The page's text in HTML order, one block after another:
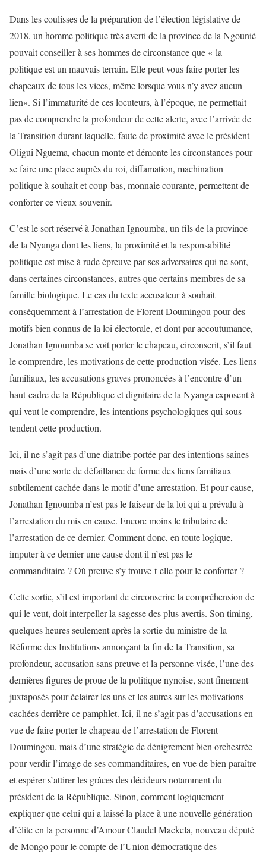
Dans les coulisses de la préparation de l’élection législative de
2018, un homme politique très averti de la province de la Ngounié
pouvait conseiller à ses hommes de circonstance que « la
politique est un mauvais terrain. Elle peut vous faire porter les
chapeaux de tous les vices, même lorsque vous n’y avez aucun
lien». Si l’immaturité de ces locuteurs, à l’époque, ne permettait
pas de comprendre la profondeur de cette alerte, avec l’arrivée de
la Transition durant laquelle, faute de proximité avec le président
Oligui Nguema, chacun monte et démonte les circonstances pour
se faire une place auprès du roi, diffamation, machination
politique à souhait et coup-bas, monnaie courante, permettent de
conforter ce vieux souvenir.
C’est le sort réservé à Jonathan Ignoumba, un fils de la province
de la Nyanga dont les liens, la proximité et la responsabilité
politique est mise à rude épreuve par ses adversaires qui ne sont,
dans certaines circonstances, autres que certains membres de sa
famille biologique. Le cas du texte accusateur à souhait
conséquemment à l’arrestation de Florent Doumingou pour des
motifs bien connus de la loi électorale, et dont par accoutumance,
Jonathan Ignoumba se voit porter le chapeau, circonscrit, s’il faut
le comprendre, les motivations de cette production visée. Les liens
familiaux, les accusations graves prononcées à l’encontre d’un
haut-cadre de la République et dignitaire de la Nyanga exposent à
qui veut le comprendre, les intentions psychologiques qui sous-
tendent cette production.
Ici, il ne s’agit pas d’une diatribe portée par des intentions saines
mais d’une sorte de défaillance de forme des liens familiaux
subtilement cachée dans le motif d’une arrestation. Et pour cause,
Jonathan Ignoumba n’est pas le faiseur de la loi qui a prévalu à
l’arrestation du mis en cause. Encore moins le tributaire de
l’arrestation de ce dernier. Comment donc, en toute logique,
imputer à ce dernier une cause dont il n’est pas le
commanditaire ? Où preuve s’y trouve-t-elle pour le conforter ?
Cette sortie, s’il est important de circonscrire la compréhension de
qui le veut, doit interpeller la sagesse des plus avertis. Son timing,
quelques heures seulement après la sortie du ministre de la
Réforme des Institutions annonçant la fin de la Transition, sa
profondeur, accusation sans preuve et la personne visée, l’une des
dernières figures de proue de la politique nynoise, sont finement
juxtaposés pour éclairer les uns et les autres sur les motivations
cachées derrière ce pamphlet. Ici, il ne s’agit pas d’accusations en
vue de faire porter le chapeau de l’arrestation de Florent
Doumingou, mais d’une stratégie de dénigrement bien orchestrée
pour verdir l’image de ses commanditaires, en vue de bien paraître
et espérer s’attirer les grâces des décideurs notamment du
président de la République. Sinon, comment logiquement
expliquer que celui qui a laissé la place à une nouvelle génération
d’élite en la personne d’Amour Claudel Mackela, nouveau député
de Mongo pour le compte de l’Union démocratique des